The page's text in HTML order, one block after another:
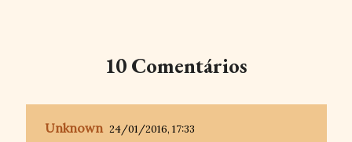
10 Comentários
Unknown 24/01/2016, 17:33